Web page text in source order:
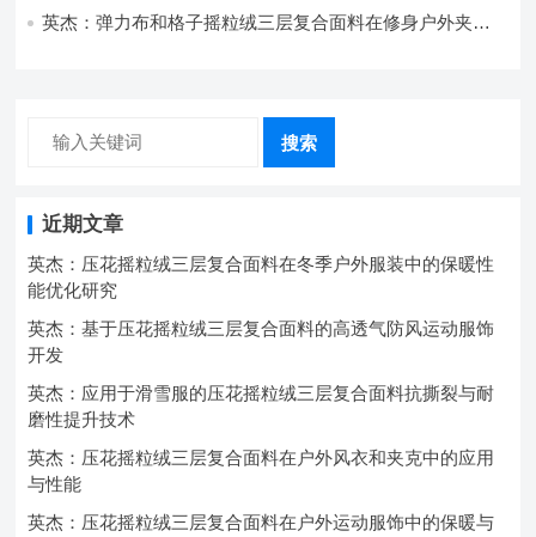
英杰：弹力布和格子摇粒绒三层复合面料在修身户外夹克
搜索
近期文章
英杰：压花摇粒绒三层复合面料在冬季户外服装中的保暖性
能优化研究
英杰：基于压花摇粒绒三层复合面料的高透气防风运动服饰
开发
英杰：应用于滑雪服的压花摇粒绒三层复合面料抗撕裂与耐
磨性提升技术
英杰：压花摇粒绒三层复合面料在户外风衣和夹克中的应用
与性能
英杰：压花摇粒绒三层复合面料在户外运动服饰中的保暖与